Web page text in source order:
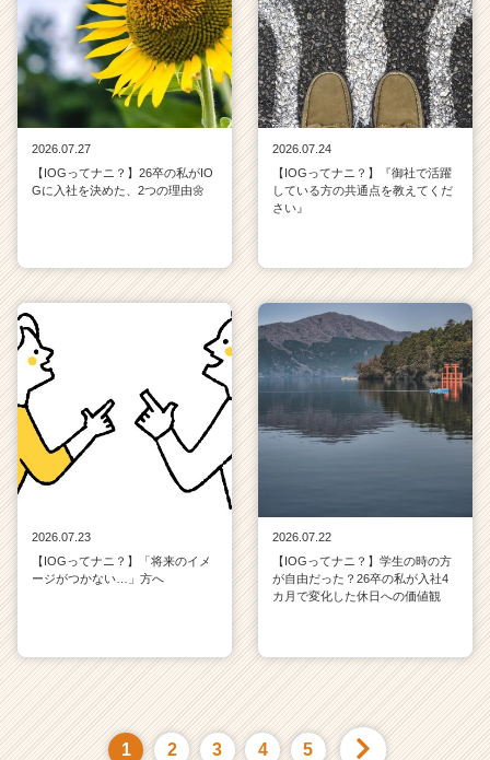
2026.07.27
【IOGってナニ？】26卒の私がIO
Gに入社を決めた、2つの理由🌼
2026.07.24
【IOGってナニ？】『御社で活躍
している方の共通点を教えてくだ
さい』
2026.07.23
【IOGってナニ？】「将来のイメ
ージがつかない…」方へ
2026.07.22
【IOGってナニ？】学生の時の方
が自由だった？26卒の私が入社4
カ月で変化した休日への価値観
1 2 3 4 5